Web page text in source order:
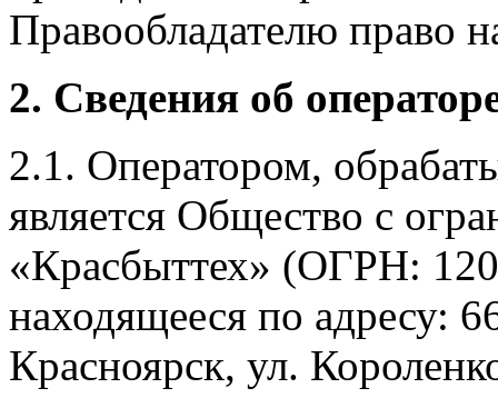
Правообладателю право
2. Сведения об
2.1. Оператором,
является Общество с
«Красбыттех» (ОГРН:
находящееся по адресу:
Красноярск, ул.